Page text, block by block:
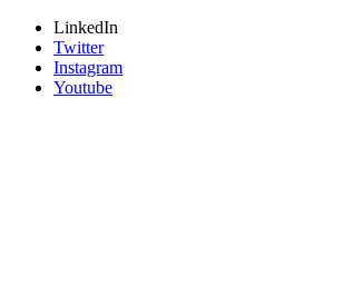
LinkedIn
Twitter
Instagram
Youtube